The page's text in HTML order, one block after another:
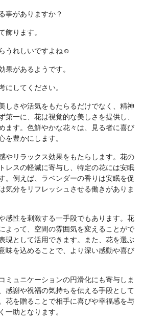
事がありますか？
飾ります。
うれしいですよね☺️
果があるようです。
にしてください。
しさや活気をもたらるだけでなく、精神
第一に、花は視覚的な美しさを提供し、
ます。色鮮やかな花々は、見る者に喜び
を豊かにします。
やリラックス効果をもたらします。花の
レスの軽減に寄与し、特定の花には安眠
。例えば、ラベンダーの香りは安眠を促
気分をリフレッシュさせる働きがありま
感性を刺激する一手段でもあります。花
よって、空間の雰囲気を変えることがで
現として活用できます。また、花を選ぶ
味を込めることで、より深い感動や喜び
ミュニケーションの円滑化にも寄与しま
感謝や祝福の気持ちを伝える手段として
花を贈ることで相手に喜びや幸福感を与
一助となります。